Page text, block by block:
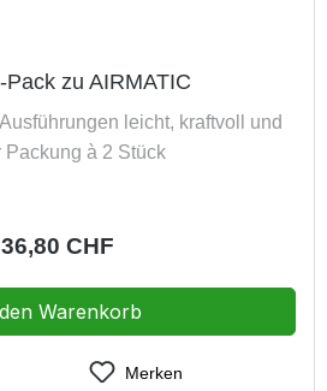
Pack zu AIRMATIC
leicht, kraftvoll und
Packung à 2 Stück
Regulärer Preis:
36,80 CHF
Warenkorb
Merken